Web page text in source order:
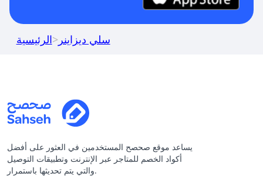
الرئيسية> سلي ديزاينر
يساعد موقع صحصح المستخدمين في العثور على أفضل
أكواد الخصم للمتاجر عبر الإنترنت وتطبيقات التوصيل
والتي يتم تحديثها باستمرار.